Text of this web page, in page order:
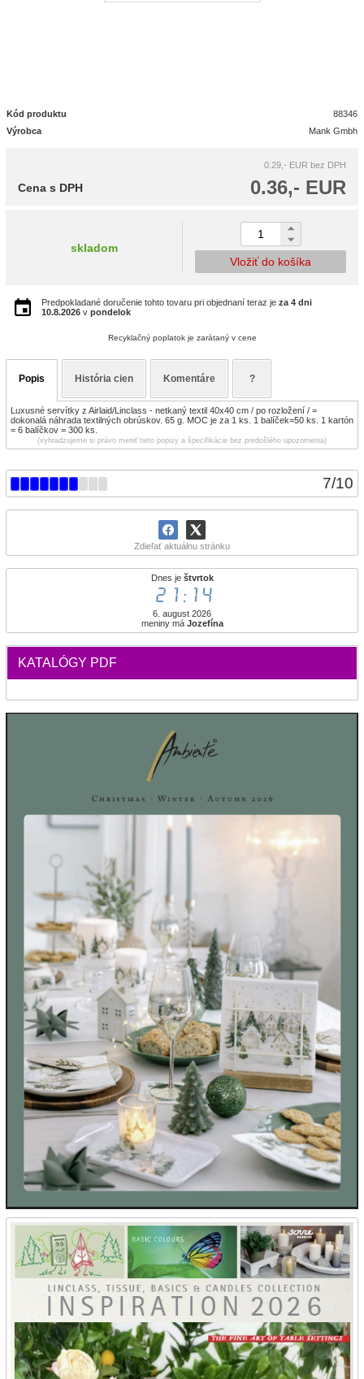
7/10
Zdieľať aktuálnu stránku
Dnes je štvrtok
21:14
6. august 2026
meniny má Jozefína
KATALÓGY PDF
Kód produktu
88346
Výrobca
Mank Gmbh
0.29,- EUR bez DPH
0.36,- EUR
Cena s DPH
skladom
Vložiť do košíka
Predpokladané doručenie tohto tovaru pri objednaní teraz je za 4 dni
10.8.2026 v pondelok
Recyklačný poplatok je zarátaný v cene
Popis História cien Komentáre ?
Luxusné servítky z Airlaid/Linclass - netkaný textil 40x40 cm / po rozložení / =
dokonalá náhrada textilných obrúskov. 65 g. MOC je za 1 ks. 1 balíček=50 ks. 1 kartón
= 6 balíčkov = 300 ks.
(vyhradzujeme si právo meniť tieto popisy a špecifikácie bez predošlého upozornenia)